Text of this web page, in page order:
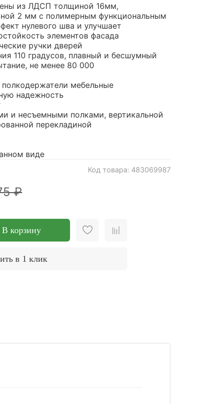
Код товара: 483069987
₽
В корзину
в 1 клик
из ЛДСП толщиной 16мм,
2 мм с полимерным функциональным
нулевого шва и улучшает
элементов фасада
ручки дверей
110 градусов, плавный и бесшумный
не менее 80 000
мебельные
надежность
и несъемными полками, вертикальной
перекладиной
виде